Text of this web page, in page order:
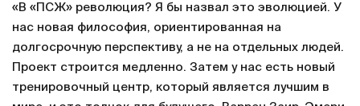
«В «ПСЖ» революция? Я бы назвал это эволюцией. У
нас новая философия, ориентированная на
долгосрочную перспективу, а не на отдельных людей.
Проект строится медленно. Затем у нас есть новый
тренировочный центр, который является лучшим в